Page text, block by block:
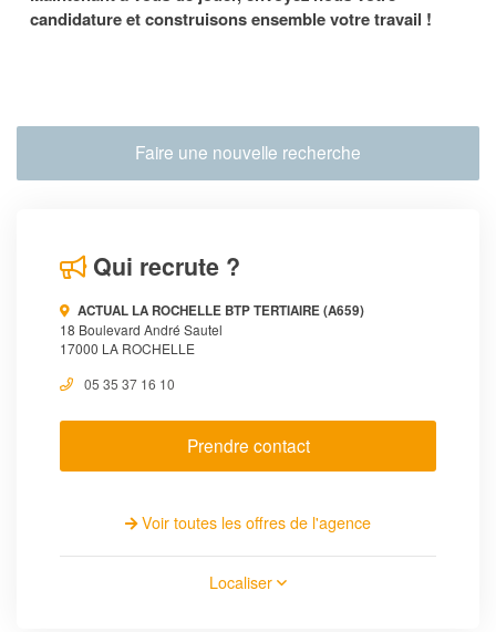
candidature et construisons ensemble votre travail !
Faire une nouvelle recherche
Qui recrute ?
ACTUAL LA ROCHELLE BTP TERTIAIRE (A659)
18 Boulevard André Sautel
17000 LA ROCHELLE
05 35 37 16 10
Prendre contact
Voir toutes les offres de l'agence
Localiser